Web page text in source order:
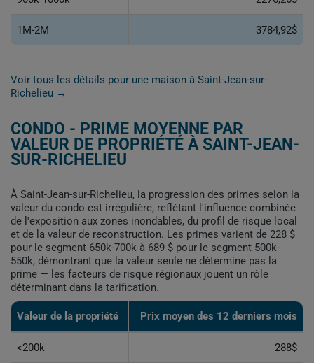
1M-2M 3784,92$
Voir tous les détails pour une maison à Saint-Jean-sur-
Richelieu →
CONDO - PRIME MOYENNE PAR
VALEUR DE PROPRIÉTÉ À SAINT-JEAN-
SUR-RICHELIEU
À Saint-Jean-sur-Richelieu, la progression des primes selon la
valeur du condo est irrégulière, reflétant l'influence combinée
de l'exposition aux zones inondables, du profil de risque local
et de la valeur de reconstruction. Les primes varient de 228 $
pour le segment 650k-700k à 689 $ pour le segment 500k-
550k, démontrant que la valeur seule ne détermine pas la
prime — les facteurs de risque régionaux jouent un rôle
déterminant dans la tarification.
Valeur de la propriété Prix moyen des 12 derniers mois
<200k 288$